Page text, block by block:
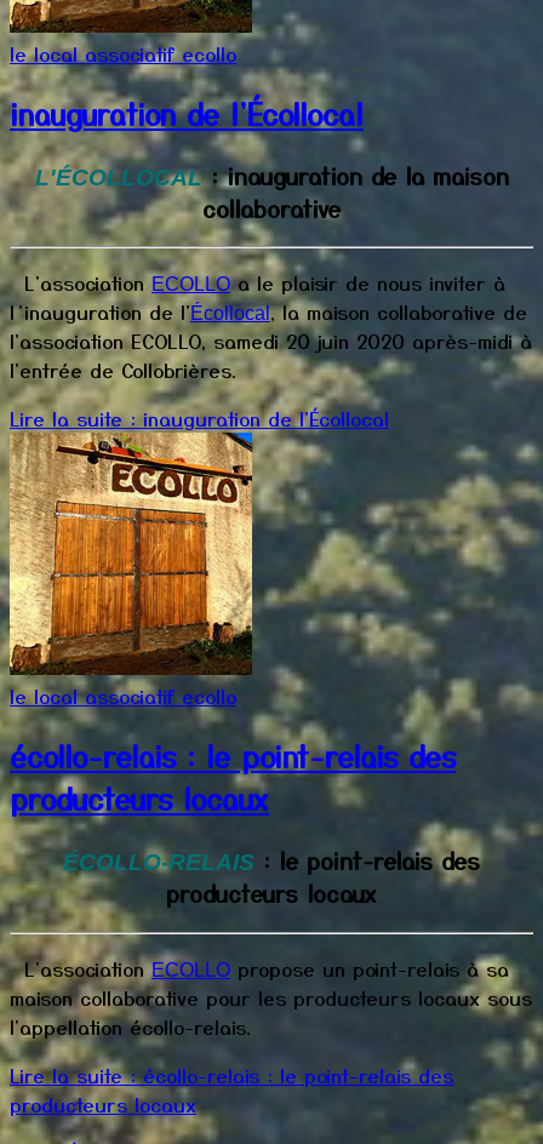
le local associatif ecollo
inauguration de l'Écollocal
L'ÉCOLLOCAL: inauguration de la maison
collaborative
L'association ECOLLOa le plaisir de nous inviter à
l’inauguration de l'Écollocal, la maison collaborative de
l'association ECOLLO, samedi 20 juin 2020 après-midi à
l'entrée de Collobrières.
Lire la suite : inauguration de l'Écollocal
le local associatif ecollo
écollo-relais : le point-relais des
producteurs locaux
ÉCOLLO-RELAIS : le point-relais des
producteurs locaux
L'associationECOLLO propose un point-relais à sa
maison collaborative pour les producteurs locaux sous
l'appellation écollo-relais.
Lire la suite : écollo-relais : le point-relais des
producteurs locaux